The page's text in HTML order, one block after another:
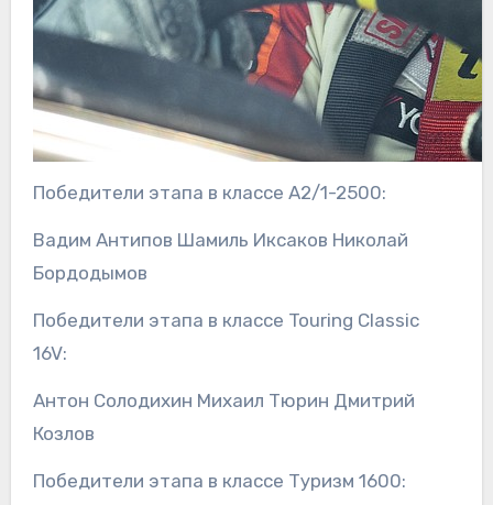
Победители этапа в классе А2/1-2500:
Вадим Антипов Шамиль Иксаков Николай
Бордодымов
Победители этапа в классе Touring Classic
16V:
Антон Солодихин Михаил Тюрин Дмитрий
Козлов
Победители этапа в классе Туризм 1600: